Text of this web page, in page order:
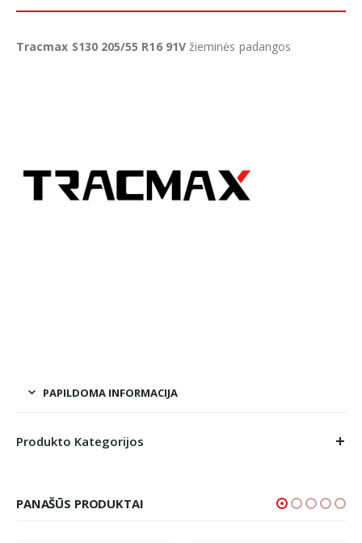
Tracmax S130 205/55 R16 91Vžieminės padangos
PAPILDOMA INFORMACIJA
Produkto Kategorijos
PANAŠŪS PRODUKTAI